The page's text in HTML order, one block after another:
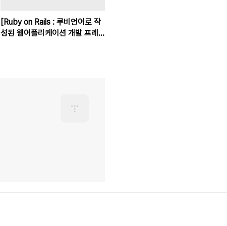
[Ruby on Rails : 루비언어로 작
성된 웹어플리케이션 개발 프레